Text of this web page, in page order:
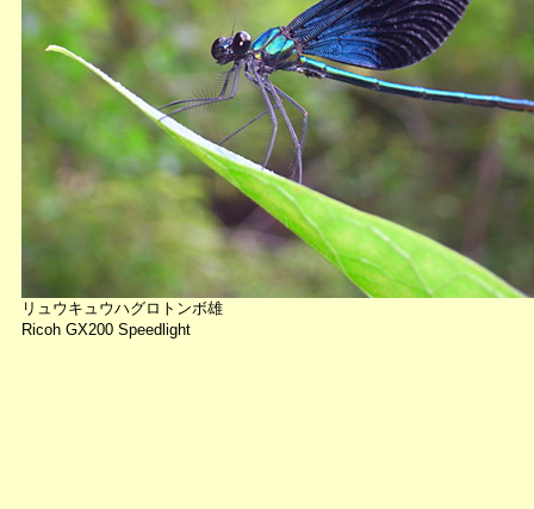
リュウキュウハグロトンボ雄
Ricoh GX200 Speedlight